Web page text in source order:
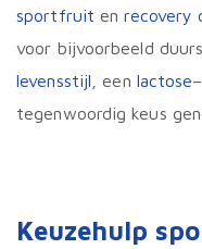
sportfruit enrecovery
voor bijvoorbeeld
levensstijl , een lactose
tegenwoordig keus
Keuzehulp